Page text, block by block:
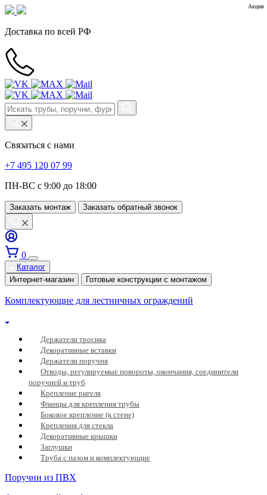
Доставка по всей РФ
Связаться с нами
+7 495 120 07 99
ПН-ВС с 9:00 до 18:00
Заказать монтаж Заказать обратный звонок
0
Каталог
Интернет-магазин
Готовые конструкции с монтажом
Комплектующие для лестничных ограждений
Держатели тросика
Декоративные вставки
Держатели поручня
Отводы, регулируемые повороты, окончания, соединители
поручней и труб
Крепление ригеля
Фланцы для крепления трубы
Боковое крепление (к стене)
Крепления для стекла
Декоративные крышки
Заглушки
Труба с пазом и комплектующие
Поручни из ПВХ
Акция